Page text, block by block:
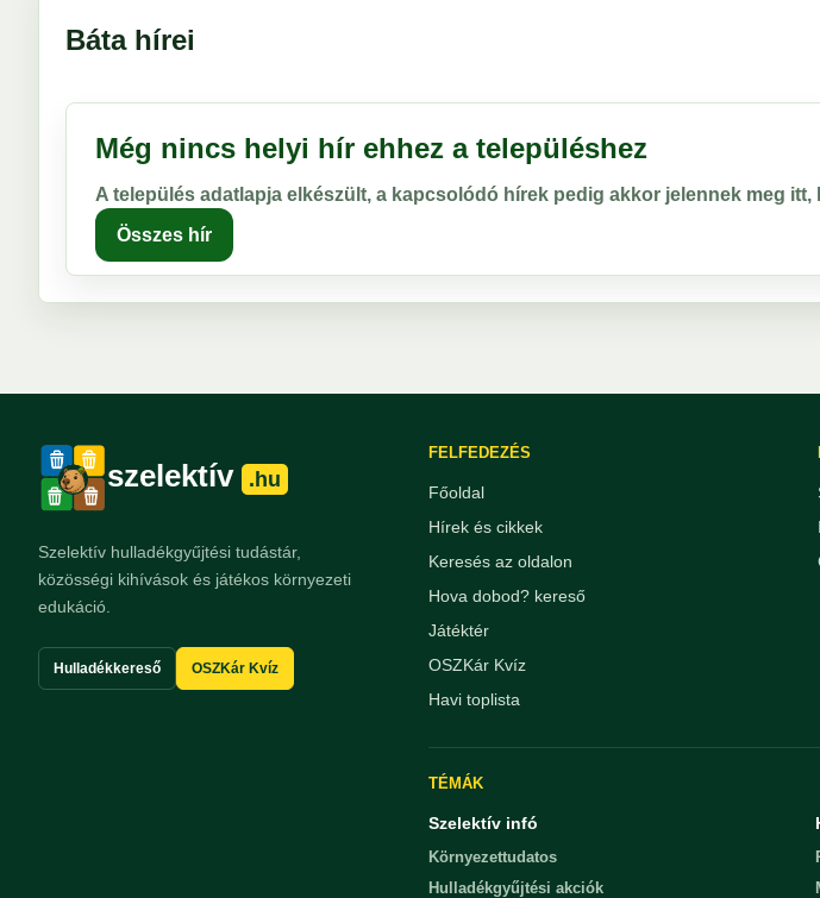
Báta hírei
Még nincs helyi hír ehhez a településhez
A település adatlapja elkészült, a kapcsolódó hírek pedig akkor jelennek meg
Összes hír
szelektív .hu
Szelektív hulladékgyűjtési tudástár,
közösségi kihívások és játékos környezeti
edukáció.
Hulladékkereső OSZKár Kvíz
FELFEDEZÉS
Főoldal
Hírek és cikkek
Keresés az oldalon
Hova dobod? kereső
Játéktér
OSZKár Kvíz
Havi toplista
TÉMÁK
Szelektív infó
Környezettudatos
Hulladékgyűjtési akciók